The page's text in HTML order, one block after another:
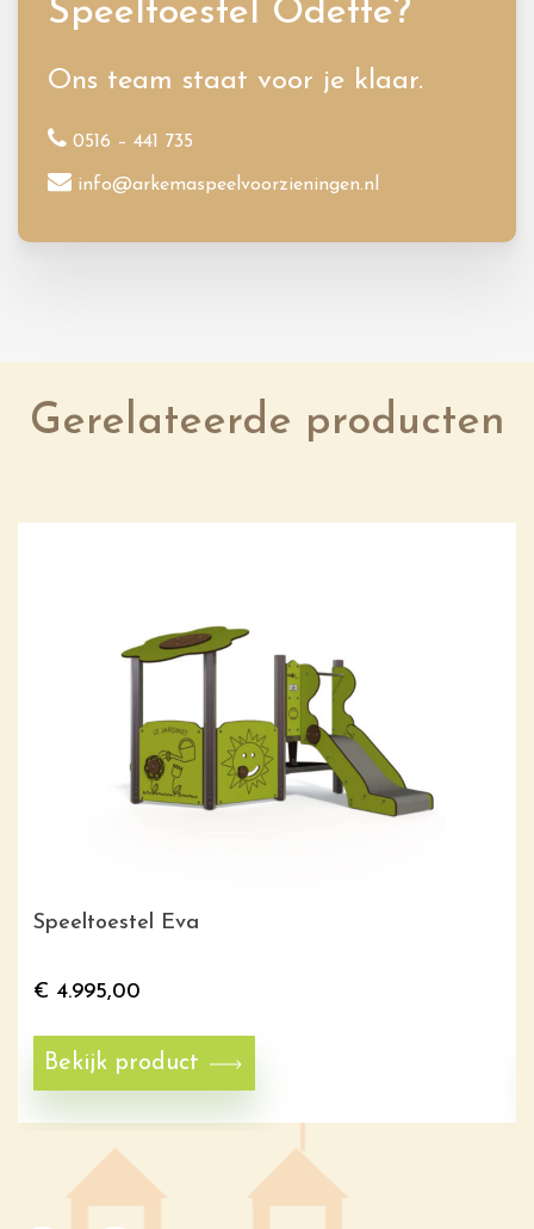
Speeltoestel Odette?
Ons team staat voor je klaar.
0516 – 441 735
info@arkemaspeelvoorzieningen.nl
Gerelateerde producten
Speeltoestel Eva
€ 4.995,00
Bekijk product